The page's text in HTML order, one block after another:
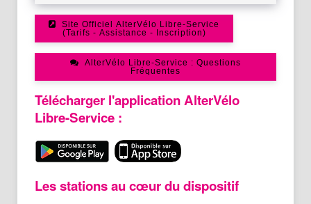
Site Officiel AlterVélo Libre-Service
(Tarifs - Assistance - Inscription)
AlterVélo Libre-Service : Questions
Fréquentes
Télécharger l'application AlterVélo
Libre-Service :
Les stations au cœur du dispositif